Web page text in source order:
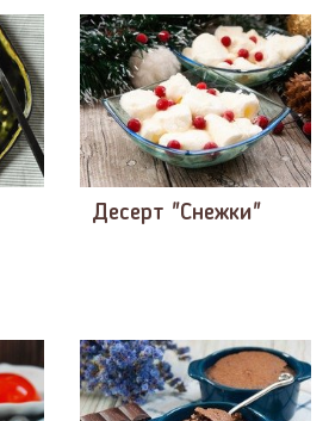
Десерт "Снежки"